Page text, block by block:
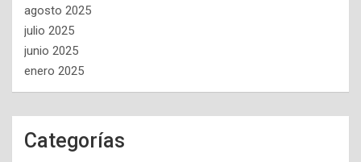
agosto 2025
julio 2025
junio 2025
enero 2025
Categorías